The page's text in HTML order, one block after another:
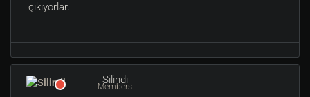
çıkıyorlar.
Silindi
Members